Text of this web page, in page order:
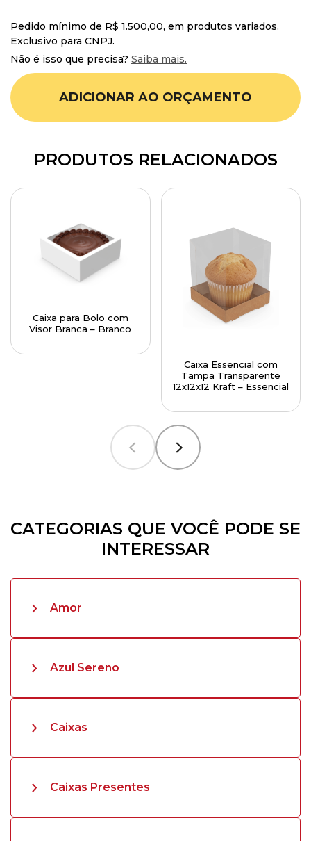
Pedido mínimo de R$ 1.500,00, em produtos variados.
Exclusivo para CNPJ.
Não é isso que precisa? Saiba mais.
ADICIONAR AO ORÇAMENTO
PRODUTOS RELACIONADOS
Caixa para Bolo com
Visor Branca – Branco
Caixa Essencial com
Tampa Transparente
12x12x12 Kraft – Essencial
CATEGORIAS QUE VOCÊ PODE SE
INTERESSAR
Amor
Azul Sereno
Caixas
Caixas Presentes